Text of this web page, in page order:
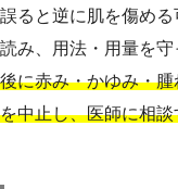
誤ると逆に肌を傷め
読み、用法・用量を守
後に赤み・かゆみ・
を中止し、医師に相